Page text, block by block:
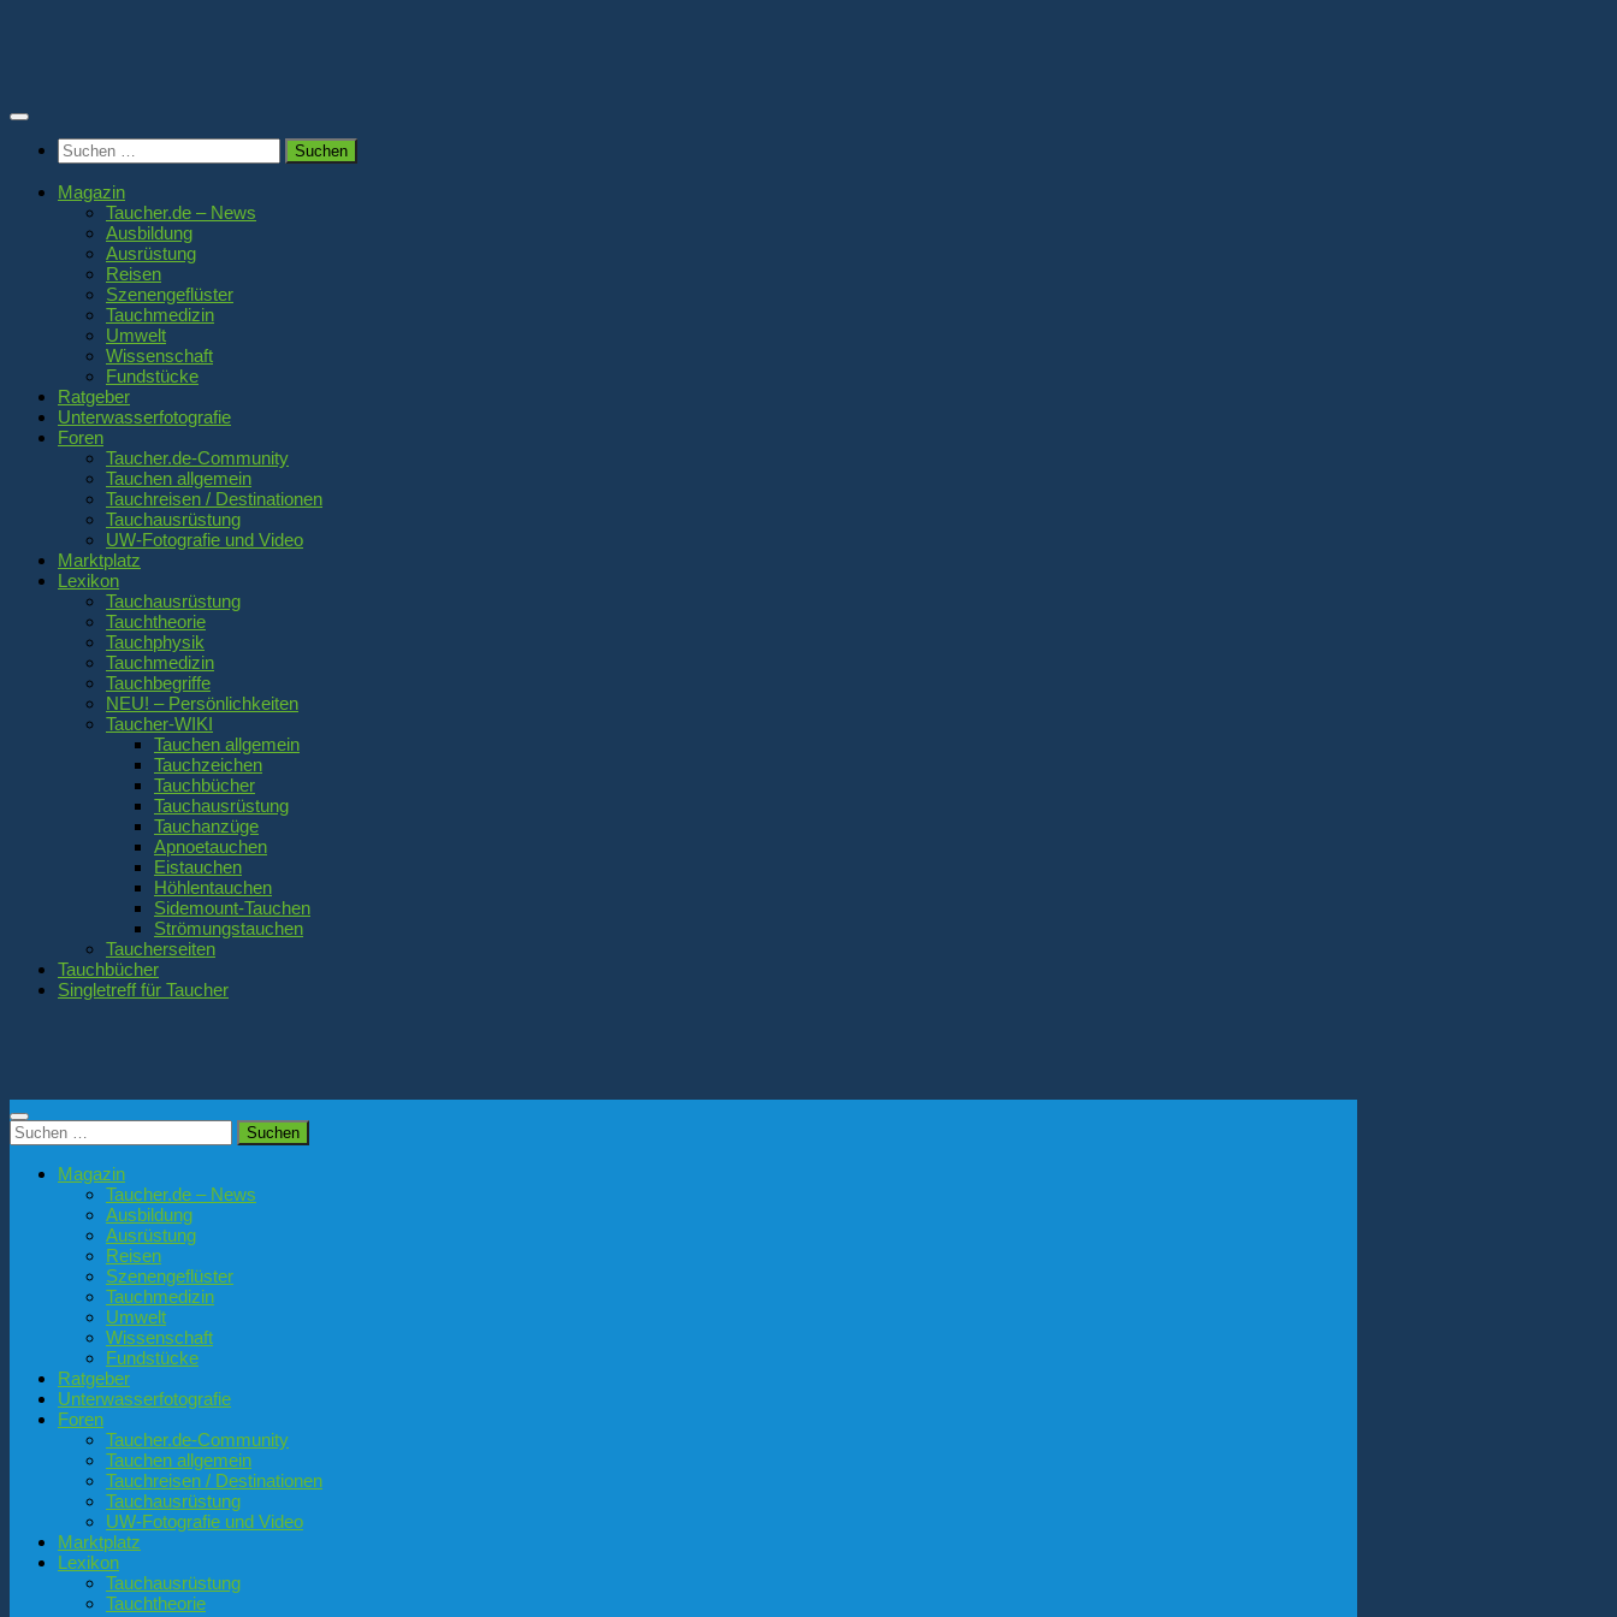
Suchen
nach:
Magazin
Taucher.de – News
Ausbildung
Ausrüstung
Reisen
Szenengeflüster
Tauchmedizin
Umwelt
Wissenschaft
Fundstücke
Ratgeber
Unterwasserfotografie
Foren
Taucher.de-Community
Tauchen allgemein
Tauchreisen / Destinationen
Tauchausrüstung
UW-Fotografie und Video
Marktplatz
Lexikon
Tauchausrüstung
Tauchtheorie
Tauchphysik
Tauchmedizin
Tauchbegriffe
NEU! – Persönlichkeiten
Taucher-WIKI
Tauchen allgemein
Tauchzeichen
Tauchbücher
Tauchausrüstung
Tauchanzüge
Apnoetauchen
Eistauchen
Höhlentauchen
Sidemount-Tauchen
Strömungstauchen
Taucherseiten
Tauchbücher
Singletreff für Taucher
Suchen
nach:
Magazin
Taucher.de – News
Ausbildung
Ausrüstung
Reisen
Szenengeflüster
Tauchmedizin
Umwelt
Wissenschaft
Fundstücke
Ratgeber
Unterwasserfotografie
Foren
Taucher.de-Community
Tauchen allgemein
Tauchreisen / Destinationen
Tauchausrüstung
UW-Fotografie und Video
Marktplatz
Lexikon
Tauchausrüstung
Tauchtheorie